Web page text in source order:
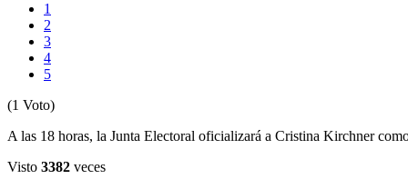
1
2
3
4
5
(1 Voto)
A las 18 horas, la Junta Electoral oficializará a Cristina Kirchner
Visto 3382 veces